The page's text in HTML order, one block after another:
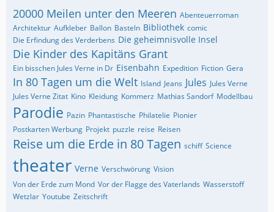
20000 Meilen unter den Meeren Abenteuerroman
Architektur Aufkleber Ballon Basteln Bibliothek comic
Die Erfindung des Verderbens Die geheimnisvolle Insel
Die Kinder des Kapitäns Grant
Ein bisschen Jules Verne in Dr Eisenbahn Expedition Fiction Gera
In 80 Tagen um die Welt Island Jeans Jules Jules Verne
Jules Verne Zitat Kino Kleidung Kommerz Mathias Sandorf Modellbau
Parodie Pazin Phantastische Philatelie Pionier
Postkarten Werbung Projekt puzzle reise Reisen
Reise um die Erde in 80 Tagen schiff Science
theater Verne Verschwörung Vision
Von der Erde zum Mond Vor der Flagge des Vaterlands Wasserstoff
Wetzlar Youtube Zeitschrift